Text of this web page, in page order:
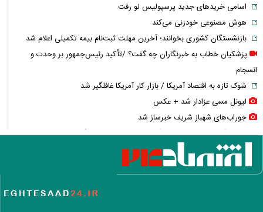
اسامی خریدهای جدید پرسپولیس لو رفت
هوش مصنوعی خودزنی می‌کند
بازنشستگان کشوری بخوانند؛ آخرین مهلت ثبت‌نام بیمه تکمیلی اعلام شد
پزشکیان خطاب به خبرنگاران چه گفت؟ /تأکید رئیس‌جمهور بر وحدت و
انسجام
شوک تازه به اقتصاد آمریکا / بازار کار آمریکا غافلگیر شد
لیونل مسی عزادار شد + عکس
جوراب‌های شهباز شریف خبرساز شد
بحران گاز جدی شد؛ صنعت گاز برای حل ناترازی سراغ دانش‌بنیان‌ها رفت
کلثوم اکبری در آستانه قصاص؛ ۱۰ حکم قصاص صادر شد، تصمیم نهایی با
دیوان عالی